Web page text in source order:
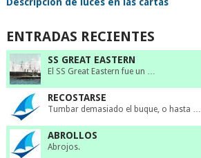
Descripción de luces en las cartas
ENTRADAS RECIENTES
SS GREAT EASTERN
El SS Great Eastern fue un …
RECOSTARSE
Tumbar demasiado el buque, o hasta …
ABROLLOS
Abrojos.